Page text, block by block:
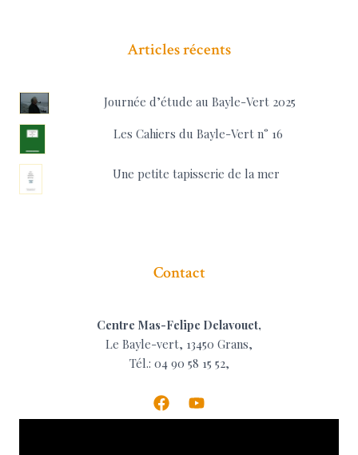
Articles récents
Journée d’étude au Bayle-Vert 2025
Les Cahiers du Bayle-Vert n° 16
Une petite tapisserie de la mer
Contact
Centre Mas-Felipe Delavouet,
Le Bayle-vert, 13450 Grans,
Tél.: 04 90 58 15 52,